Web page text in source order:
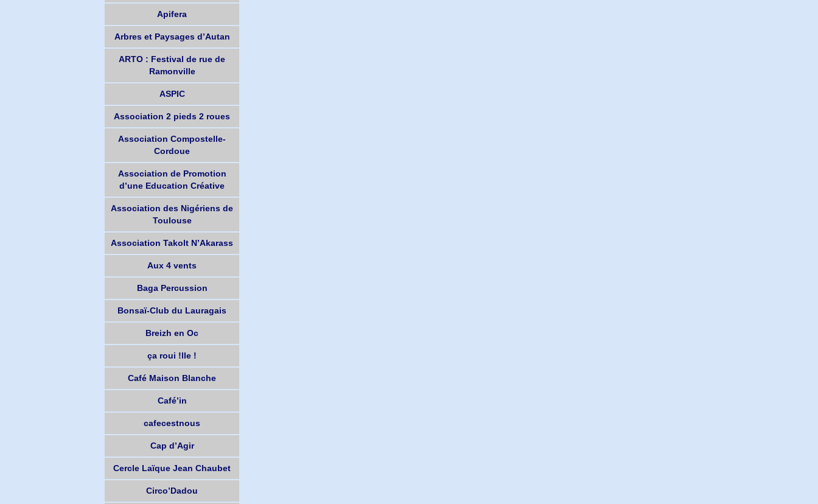
Apifera
Arbres et Paysages d’Autan
ARTO : Festival de rue de
Ramonville
ASPIC
Association 2 pieds 2 roues
Association Compostelle-
Cordoue
Association de Promotion
d’une Education Créative
Association des Nigériens de
Toulouse
Association Takolt N’Akarass
Aux 4 vents
Baga Percussion
Bonsaï-Club du Lauragais
Breizh en Oc
ça roui !lle !
Café Maison Blanche
Café’in
cafecestnous
Cap d’Agir
Cercle Laïque Jean Chaubet
Circo’Dadou